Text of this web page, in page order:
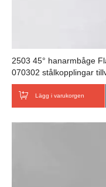
2503 45° hanarmbåge
070302 stålkopplingar
Lägg i varukorgen